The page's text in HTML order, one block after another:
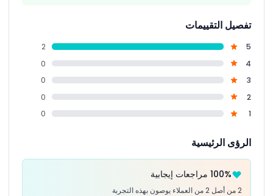
تفصيل التقييمات
5
2
4
0
3
0
2
0
1
0
الرؤى الرئيسية
100% مراجعات إيجابية
2 من أصل 2 من العملاء يوصون بهذه التجربة